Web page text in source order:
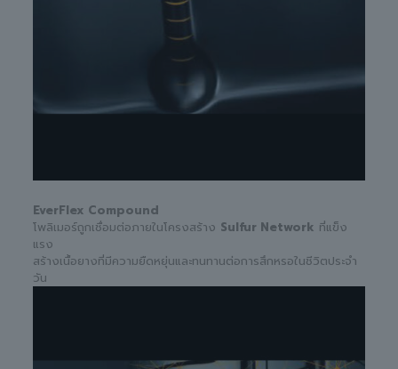
EverFlex Compound
โพลิเมอร์ถูกเชื่อมต่อภายในโครงสร้าง Sulfur Network ที่แข็ง
แรง
สร้างเนื้อยางที่มีความยืดหยุ่นและทนทานต่อการสึกหรอในชีวิตประจำ
วัน